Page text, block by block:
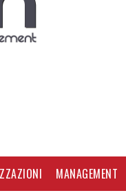
MANAGEMENT